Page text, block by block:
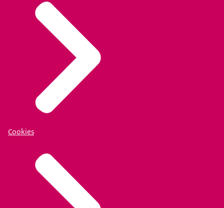
Cookies